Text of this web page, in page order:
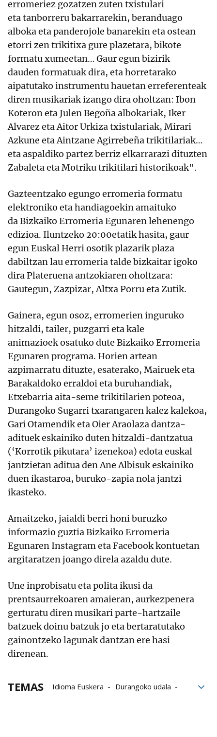
erromeriez gozatzen zuten txistulari
eta tanborreru bakarrarekin, beranduago
alboka eta panderojole banarekin eta ostean
etorri zen trikitixa gure plazetara, bikote
formatu xumeetan… Gaur egun bizirik
dauden formatuak dira, eta horretarako
aipatutako instrumentu hauetan erreferenteak
diren musikariak izango dira oholtzan: Ibon
Koteron eta Julen Begoña albokariak, Iker
Alvarez eta Aitor Urkiza txistulariak, Mirari
Azkune eta Aintzane Agirrebeña trikitilariak…
eta aspaldiko partez berriz elkarrarazi dituzten
Zabaleta eta Motriku trikitilari historikoak".
Gazteentzako egungo erromeria formatu
elektroniko eta handiagoekin amaituko
da Bizkaiko Erromeria Egunaren lehenengo
edizioa. Iluntzeko 20:00etatik hasita, gaur
egun Euskal Herri osotik plazarik plaza
dabiltzan lau erromeria talde bizkaitar igoko
dira Plateruena antzokiaren oholtzara:
Gautegun, Zazpizar, Altxa Porru eta Zutik.
Gainera, egun osoz, erromerien inguruko
hitzaldi, tailer, puzgarri eta kale
animazioek osatuko dute Bizkaiko Erromeria
Egunaren programa. Horien artean
azpimarratu dituzte, esaterako, Mairuek eta
Barakaldoko erraldoi eta buruhandiak,
Etxebarria aita-seme trikitilarien poteoa,
Durangoko Sugarri txarangaren kalez kalekoa,
Gari Otamendik eta Oier Araolaza dantza-
adituek eskainiko duten hitzaldi-dantzatua
(‘Korrotik pikutara’ izenekoa) edota euskal
jantzietan aditua den Ane Albisuk eskainiko
duen ikastaroa, buruko-zapia nola jantzi
ikasteko.
Amaitzeko, jaialdi berri honi buruzko
informazio guztia Bizkaiko Erromeria
Egunaren Instagram eta Facebook kontuetan
argitaratzen joango direla azaldu dute.
Une inprobisatu eta polita ikusi da
prentsaurrekoaren amaieran, aurkezpenera
gerturatu diren musikari parte-hartzaile
batzuek doinu batzuk jo eta bertaratutako
gainontzeko lagunak dantzan ere hasi
direnean.
TEMAS Idioma Euskera
Durangoko udala